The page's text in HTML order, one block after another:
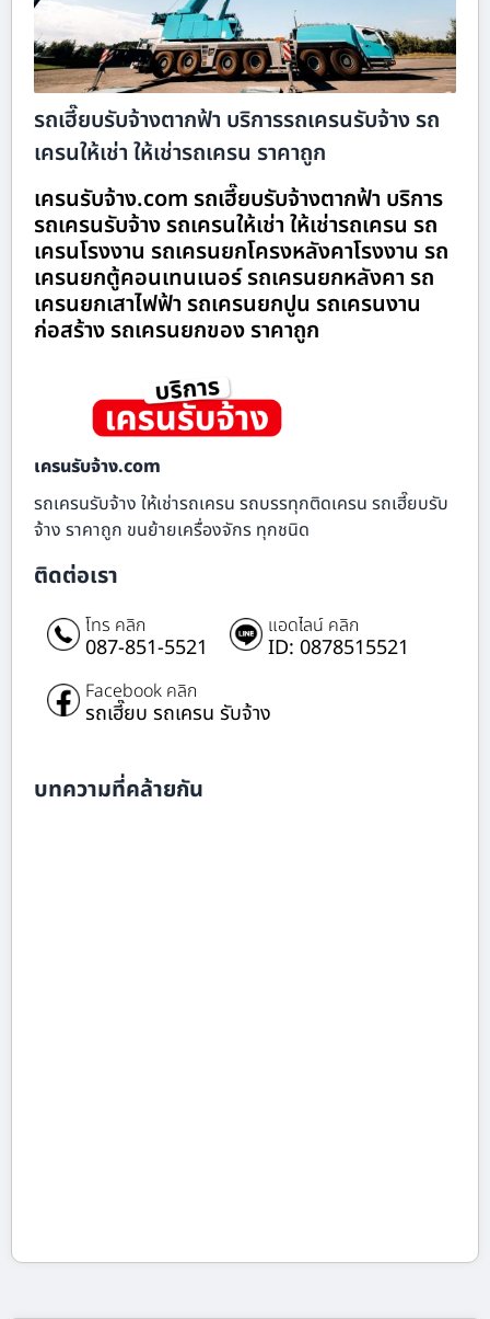
รถเฮี๊ยบรับจ้างตากฟ้า บริการรถเครนรับจ้าง รถ
เครนให้เช่า ให้เช่ารถเครน ราคาถูก
เครนรับจ้าง.com รถเฮี๊ยบรับจ้างตากฟ้า บริการ
รถเครนรับจ้าง รถเครนให้เช่า ให้เช่ารถเครน รถ
เครนโรงงาน รถเครนยกโครงหลังคาโรงงาน รถ
เครนยกตู้คอนเทนเนอร์ รถเครนยกหลังคา รถ
เครนยกเสาไฟฟ้า รถเครนยกปูน รถเครนงาน
ก่อสร้าง รถเครนยกของ ราคาถูก
เครนรับจ้าง.com
รถเครนรับจ้าง ให้เช่ารถเครน รถบรรทุกติดเครน รถเฮี๊ยบรับ
จ้าง ราคาถูก ขนย้ายเครื่องจักร ทุกชนิด
ติดต่อเรา
โทร คลิก
087-851-5521
แอดไลน์ คลิก
ID: 0878515521
Facebook คลิก
รถเฮี๊ยบ รถเครน รับจ้าง
บทความที่คล้ายกัน